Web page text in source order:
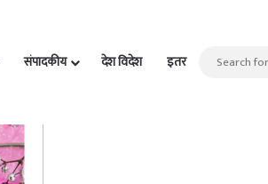
संपादकीय देश विदेश इतर